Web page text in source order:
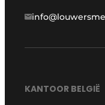
KANTOOR BELGIË